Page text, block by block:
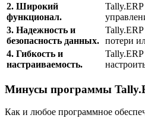
2. Широкий
функционал.
3. Надежность и
безопасность данных. потери
4. Гибкость и
настраиваемость.
Минусы программы
Как и любое программное